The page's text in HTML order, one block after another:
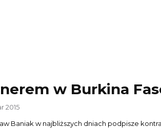
w Burkina
2015
Baniak w najbliższych dniach podpisze